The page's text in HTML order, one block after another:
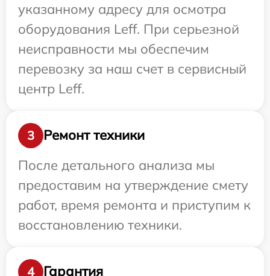
указанному адресу для осмотра
оборудования Leff. При серьезной
неисправности мы обеспечим
перевозку за наш счет в сервисный
центр Leff.
3
Ремонт техники
После детального анализа мы
предоставим на утверждение смету
работ, время ремонта и приступим к
восстановлению техники.
4
Гарантия